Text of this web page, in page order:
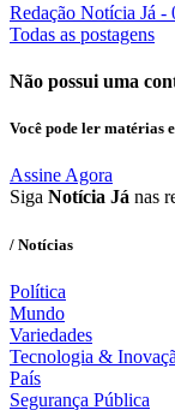
Redação Notícia Já -
Todas as postagens
Não possui uma
Você pode ler matérias
Assine Agora
Siga Notícia Já nas
/ Notícias
Política
Mundo
Variedades
Tecnologia &
País
Segurança Pública